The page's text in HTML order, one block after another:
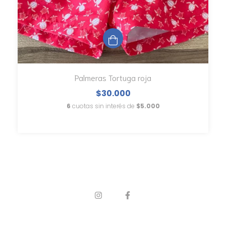
Palmeras Tortuga roja
$30.000
6 cuotas sin interés de $5.000